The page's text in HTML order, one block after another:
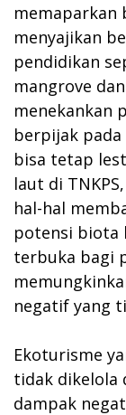
memaparkan
menyajikan
pendidikan
mangrove
menekankan
berpijak
bisa tetap
laut di
hal-hal
potensi biota
terbuka bagi
negatif yang
Ekoturisme
tidak dikelola
dampak